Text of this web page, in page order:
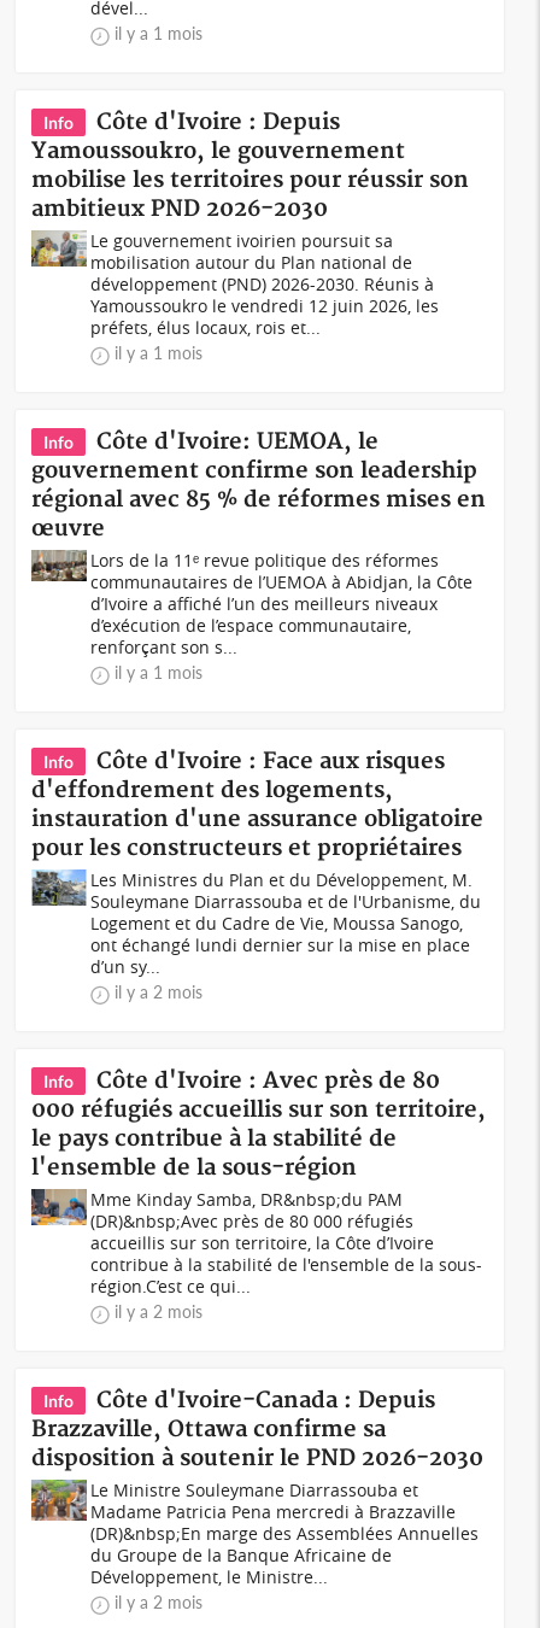
dével...
il y a 1 mois
Info
Côte d'Ivoire : Depuis
Yamoussoukro, le gouvernement
mobilise les territoires pour réussir son
ambitieux PND 2026-2030
Le gouvernement ivoirien poursuit sa
mobilisation autour du Plan national de
développement (PND) 2026-2030. Réunis à
Yamoussoukro le vendredi 12 juin 2026, les
préfets, élus locaux, rois et...
il y a 1 mois
Info
Côte d'Ivoire: UEMOA, le
gouvernement confirme son leadership
régional avec 85 % de réformes mises en
œuvre
Lors de la 11ᵉ revue politique des réformes
communautaires de l’UEMOA à Abidjan, la Côte
d’Ivoire a affiché l’un des meilleurs niveaux
d’exécution de l’espace communautaire,
renforçant son s...
il y a 1 mois
Info
Côte d'Ivoire : Face aux risques
d'effondrement des logements,
instauration d'une assurance obligatoire
pour les constructeurs et propriétaires
Les Ministres du Plan et du Développement, M.
Souleymane Diarrassouba et de l'Urbanisme, du
Logement et du Cadre de Vie, Moussa Sanogo,
ont échangé lundi dernier sur la mise en place
d’un sy...
il y a 2 mois
Info
Côte d'Ivoire : Avec près de 80
000 réfugiés accueillis sur son territoire,
le pays contribue à la stabilité de
l'ensemble de la sous-région
Mme Kinday Samba, DR&nbsp;du PAM
(DR)&nbsp;Avec près de 80 000 réfugiés
accueillis sur son territoire, la Côte d’Ivoire
contribue à la stabilité de l'ensemble de la sous-
région.C’est ce qui...
il y a 2 mois
Info
Côte d'Ivoire-Canada : Depuis
Brazzaville, Ottawa confirme sa
disposition à soutenir le PND 2026-2030
Le Ministre Souleymane Diarrassouba et
Madame Patricia Pena mercredi à Brazzaville
(DR)&nbsp;En marge des Assemblées Annuelles
du Groupe de la Banque Africaine de
Développement, le Ministre...
il y a 2 mois